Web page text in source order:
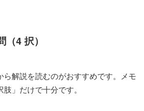
4 択）
ら解説を読むのがおすすめです。メモ
」だけで十分です。